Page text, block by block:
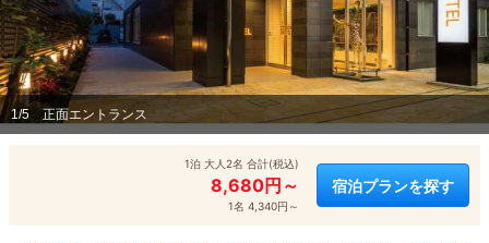
1/5 正面エントランス
1泊 大人2名 合計(税込)
8,680円～
1名 4,340円～
宿泊プランを探す